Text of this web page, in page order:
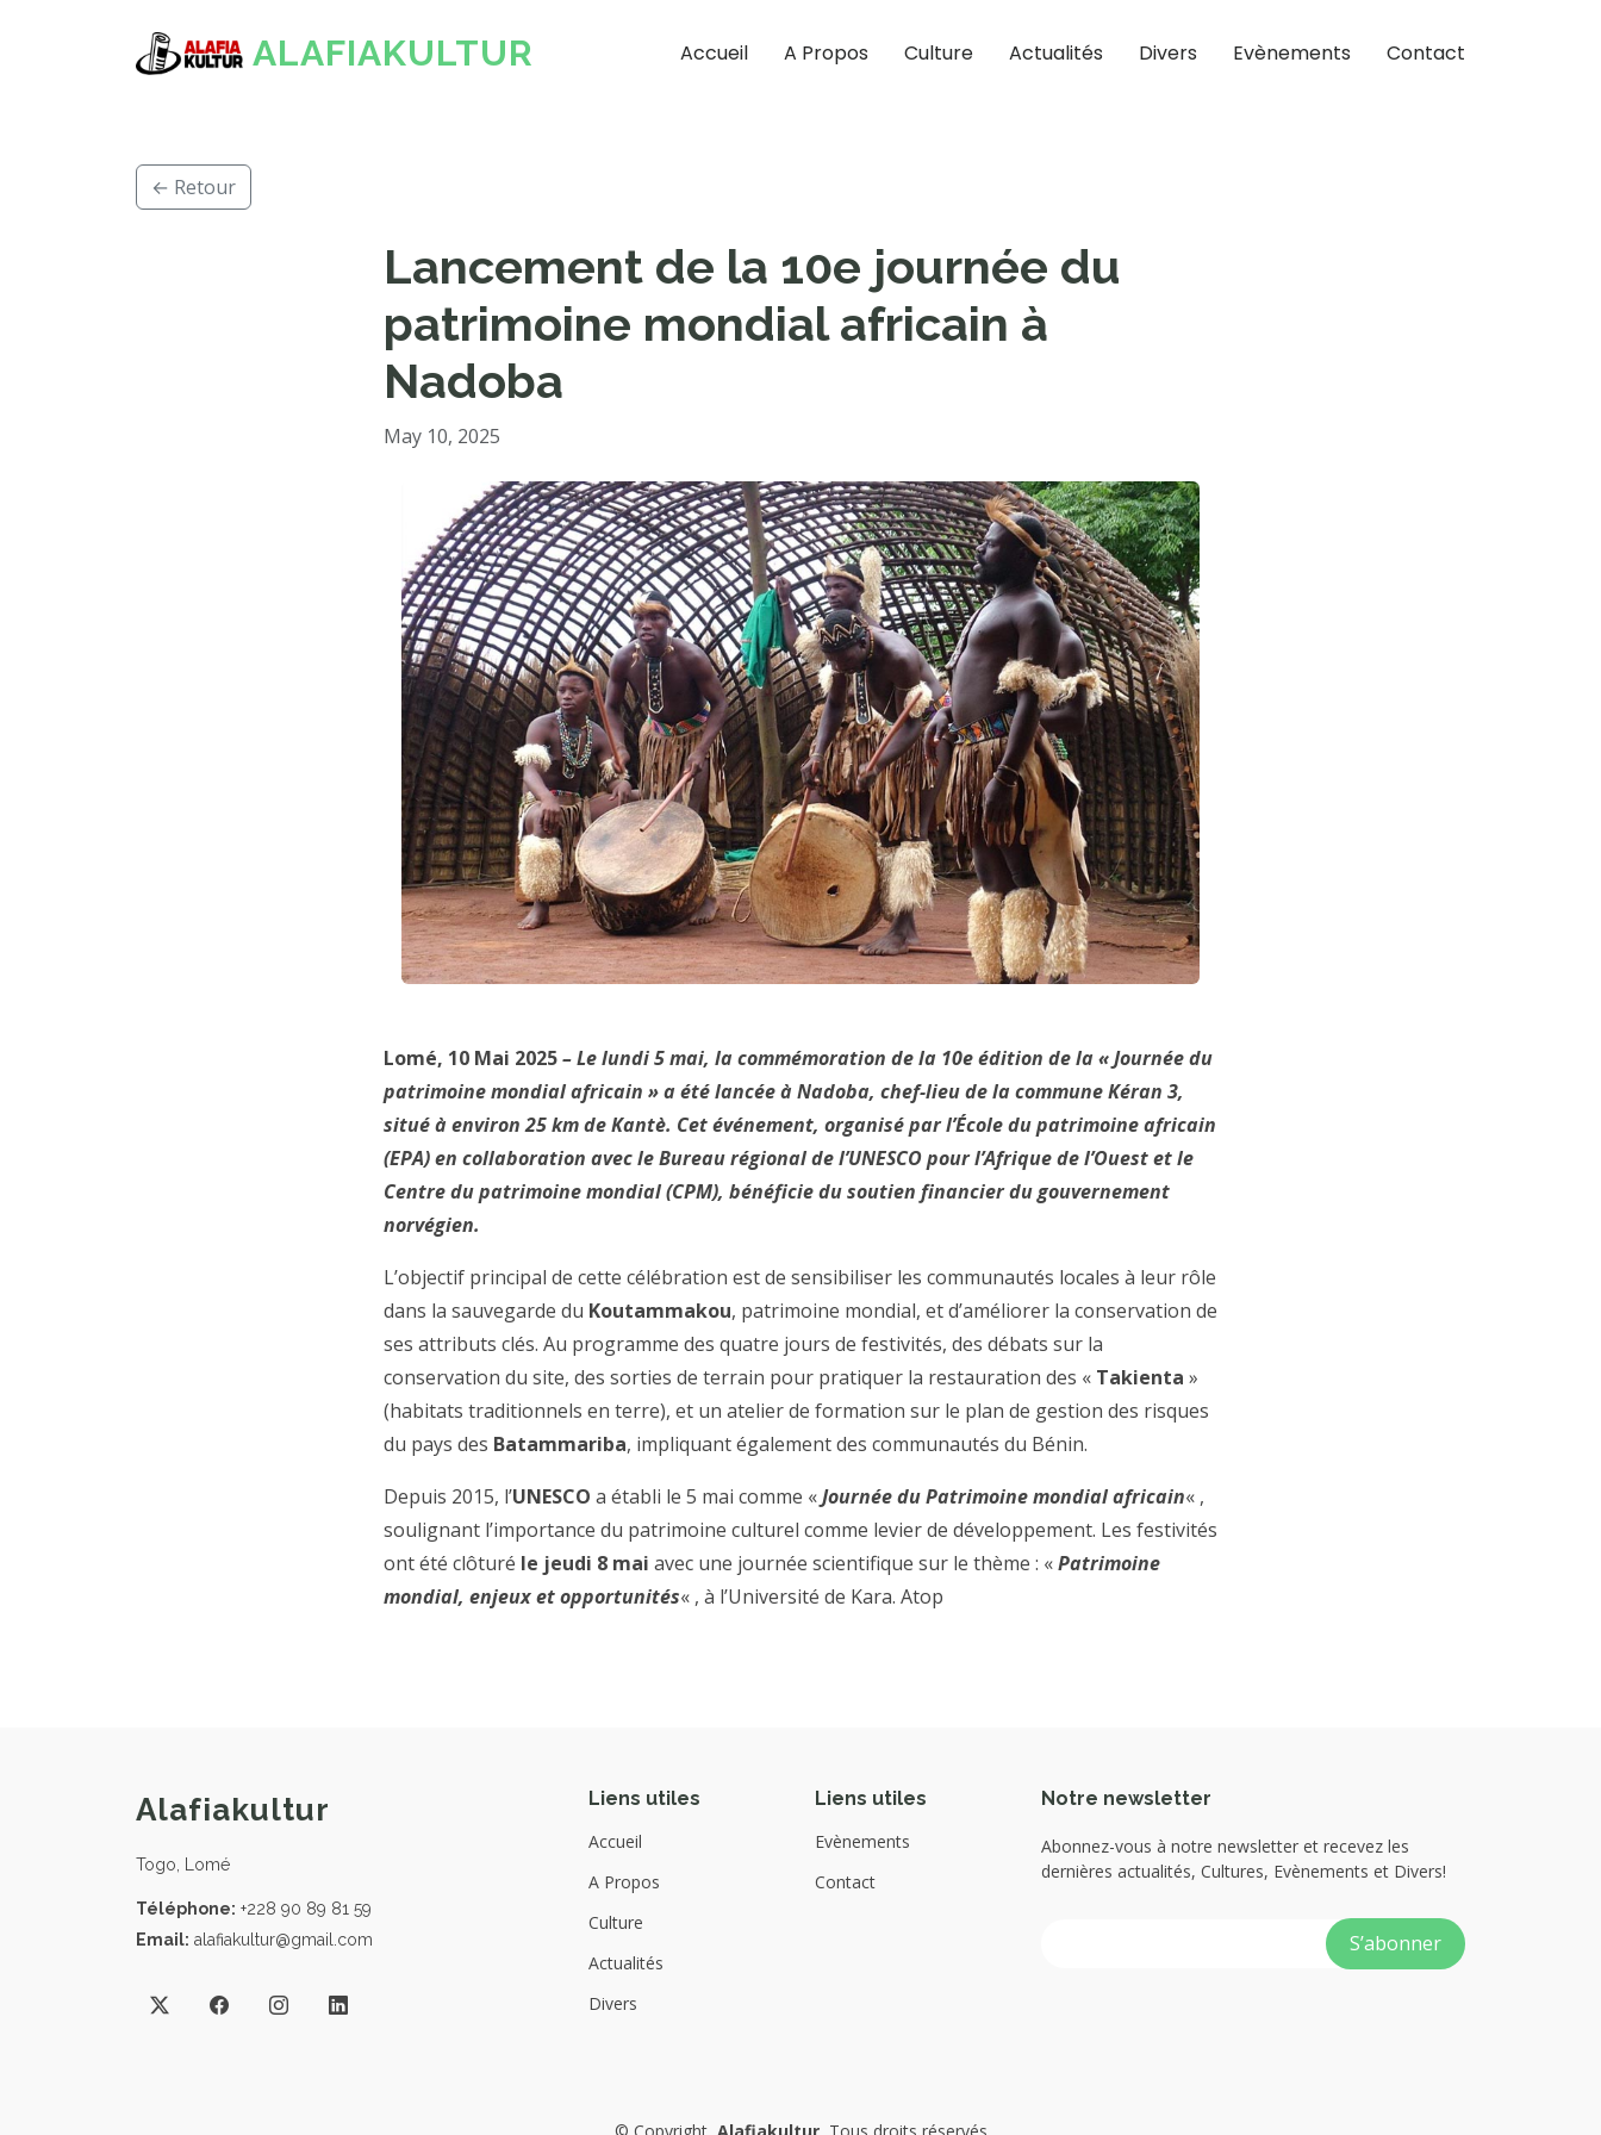
ALAFIAKULTUR Accueil A Propos Culture Actualités Divers Evènements Contact
← Retour
Lancement de la 10e journée du
patrimoine mondial africain à
Nadoba
May 10, 2025
Lomé, 10 Mai 2025– Le lundi 5 mai, la commémoration de la 10e édition de la « Journée du
patrimoine mondial africain » a été lancée à Nadoba, chef-lieu de la commune Kéran 3,
situé à environ 25 km de Kantè. Cet événement, organisé par l’École du patrimoine africain
(EPA) en collaboration avec le Bureau régional de l’UNESCO pour l’Afrique de l’Ouest et le
Centre du patrimoine mondial (CPM), bénéficie du soutien financier du gouvernement
norvégien.
L’objectif principal de cette célébration est de sensibiliser les communautés locales à leur rôle
dans la sauvegarde du Koutammakou, patrimoine mondial, et d’améliorer la conservation de
ses attributs clés. Au programme des quatre jours de festivités, des débats sur la
conservation du site, des sorties de terrain pour pratiquer la restauration des « Takienta »
(habitats traditionnels en terre), et un atelier de formation sur le plan de gestion des risques
du pays des Batammariba, impliquant également des communautés du Bénin.
Depuis 2015, l’UNESCO a établi le 5 mai comme «Journée du Patrimoine mondial africain« ,
soulignant l’importance du patrimoine culturel comme levier de développement. Les festivités
ont été clôturé le jeudi 8 mai avec une journée scientifique sur le thème : «Patrimoine
mondial, enjeux et opportunités« , à l’Université de Kara. Atop
Alafiakultur
Togo, Lomé
Téléphone: +228 90 89 81 59
Email: alafiakultur@gmail.com
Liens utiles
Accueil
A Propos
Culture
Actualités
Divers
Liens utiles
Evènements
Contact
Notre newsletter
Abonnez-vous à notre newsletter et recevez les
dernières actualités, Cultures, Evènements et Divers!